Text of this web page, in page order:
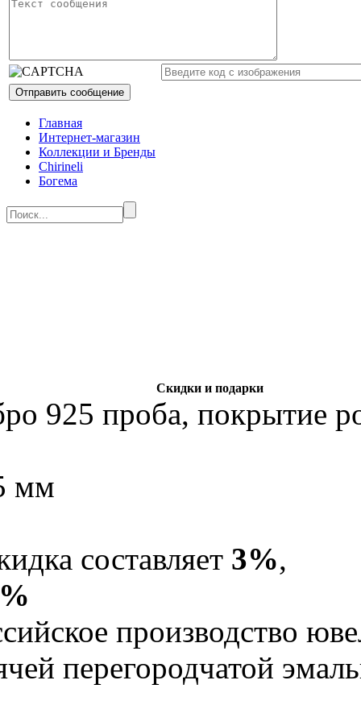
Главная
Интернет-магазин
Коллекции и Бренды
Chirineli
Богема
Скидки и подарки
925 проба, покрытие
мм
составляет 3%,
производство
перегородчатой